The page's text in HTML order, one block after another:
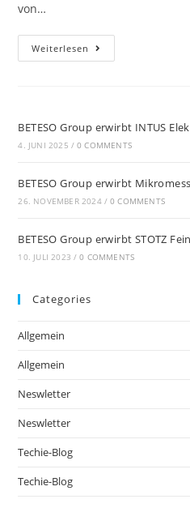
von…
Weiterlesen
BETESO Group erwirbt INTUS
4. JUNI 2025 / 0 COMMENTS
BETESO Group erwirbt
26. NOVEMBER 2024 / 0 COMMENTS
BETESO Group erwirbt STOTZ
10. JULI 2023 / 0 COMMENTS
Categories
Allgemein
Allgemein
Neswletter
Neswletter
Techie-Blog
Techie-Blog